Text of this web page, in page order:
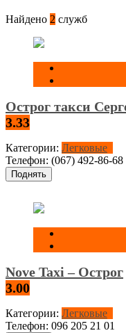
Найдено 2 служб
Острог такси
3.33
Категории: Легковые
Телефон: (067) 492-86-68
Поднять
Nove Taxi – Острог
3.00
Категории: Легковые
Телефон: 096 205 21 01